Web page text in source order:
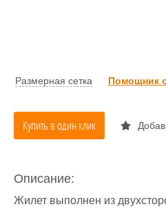
Размерная сетка Помощник
Купить в один клик
Описание:
Жилет выполнен из